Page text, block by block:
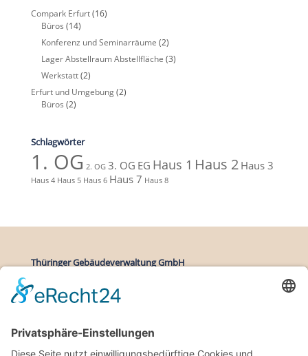
Compark Erfurt(16)
Büros (14)
Konferenz und Seminarräume (2)
Lager Abstellraum Abstellfläche (3)
Werkstatt(2)
Erfurt und Umgebung(2)
Büros (2)
Schlagwörter
1. OG 2. OG 3. OG EG Haus 1 Haus 2 Haus 3
Haus 4 Haus 5 Haus 6 Haus 7 Haus 8
Thüringer Gebäudeverwaltung GmbH
Zittauer Straße 27
99091 Erfurt
Deutschland
Kontakt